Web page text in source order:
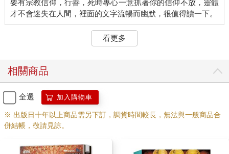
要有宗教信仰，行善，死時專心一意抓著你的信仰不放，靈體
看更多
相關商品
全選 加入購物車
※ 出版日十年以上商品需另下訂，調貨時間較長，無法與一般商品合
併結帳，敬請見諒。